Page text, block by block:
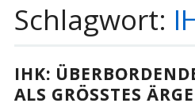
Schlagwort:
IHK:
ALS GRÖSSTES